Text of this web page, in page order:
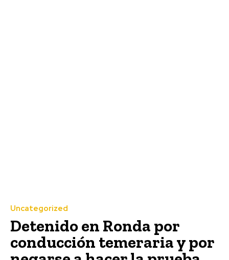
Uncategorized
Detenido en Ronda por
conducción temeraria y por